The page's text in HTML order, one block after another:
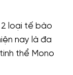
2 loại tế bào
nay là đa
thể Mono